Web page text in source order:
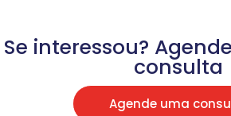
Se interessou?
consulta
Agende uma